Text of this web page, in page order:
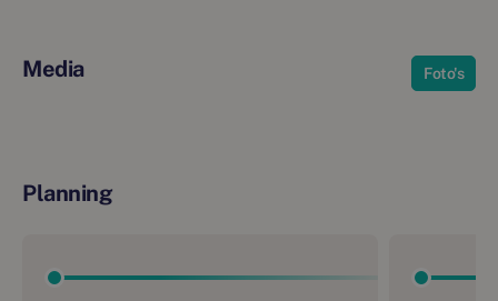
Media Foto's
Planning